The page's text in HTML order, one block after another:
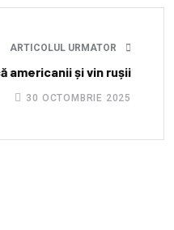
ARTICOLUL URMATOR
americanii și vin rușii
30 OCTOMBRIE 2025